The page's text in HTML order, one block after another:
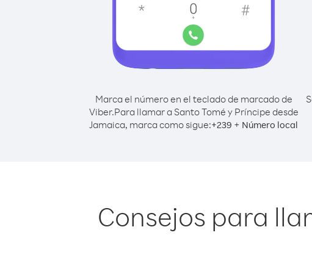
Marca el número en el teclado de marcado de
Viber.Para llamar a Santo Tomé y Príncipe desde
Jamaica, marca como sigue:+239 + Número local
Consejos para